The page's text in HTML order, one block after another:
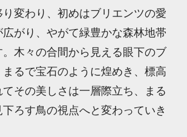
変わり、初めはブリエンツの愛
広がり、やがて緑豊かな森林地帯
木々の合間から見える眼下のブ
まるで宝石のように煌めき、標高
その美しさは一層際立ち、まる
ろす鳥の視点へと変わっていき